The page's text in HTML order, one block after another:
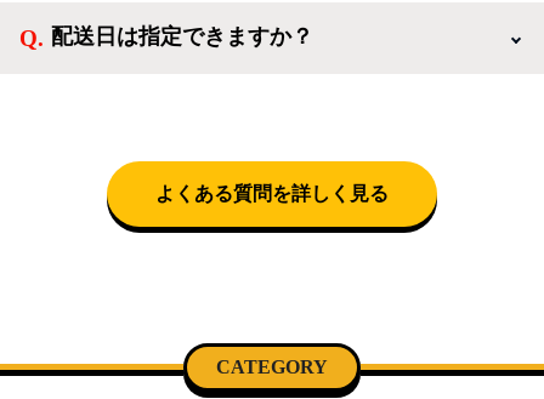
神奈川・千葉)において自社配送を選択いただくこと
配送日は指定できますか？
話にて日時決定に関するご連絡をさせて頂きます。
よくある質問を詳しく見る
CATEGORY